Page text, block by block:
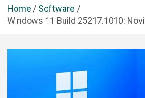
Home
Software
Windows 11 Build 25217.1010: